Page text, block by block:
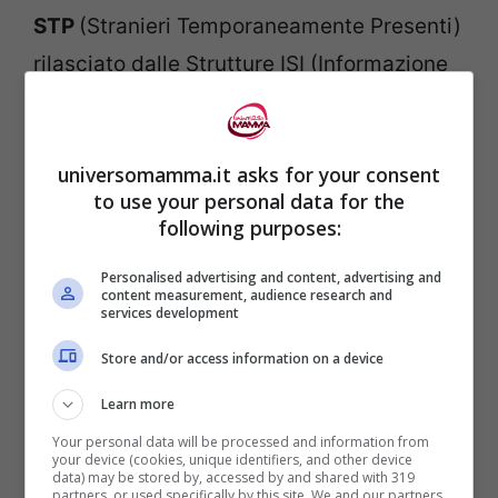
STP (Stranieri Temporaneamente Presenti)
rilasciato dalle Strutture ISI (Informazione
Salute Immigrati). Per meglio
approfondire, consigliamo un altro
articolopubblicato sul sito dal titolo “Sono
una mamma straniera. Ecco degli utili
In merito albambino
struttura scelta che ci consegnerà un
foglio
contente la descrizione dei
per i cuccioli, differenziandoli a seconda
della stagione estiva o invernale.
universomamma.it asks for your consent
to use your personal data for the
following purposes:
Personalised advertising and content, advertising and
content measurement, audience research and
services development
Store and/or access information on a device
Learn more
Your personal data will be processed and information from
your device (cookies, unique identifiers, and other device
data) may be stored by, accessed by and shared with 319